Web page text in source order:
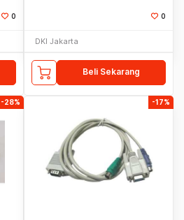
0 0
DKI Jakarta
Beli Sekarang
-28% -17%